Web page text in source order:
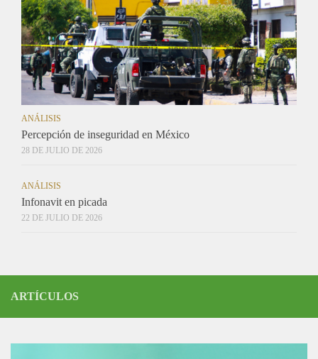
ANÁLISIS
Percepción de inseguridad en México
28 DE JULIO DE 2026
ANÁLISIS
Infonavit en picada
22 DE JULIO DE 2026
ARTÍCULOS